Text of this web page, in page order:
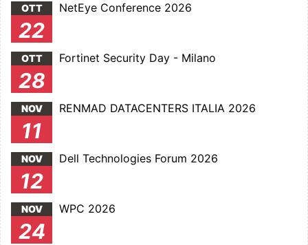
OTT
22
NetEye Conference 2026
OTT
28
Fortinet Security Day - Milano
NOV
11
RENMAD DATACENTERS ITALIA 2026
NOV
12
Dell Technologies Forum 2026
NOV
24
WPC 2026